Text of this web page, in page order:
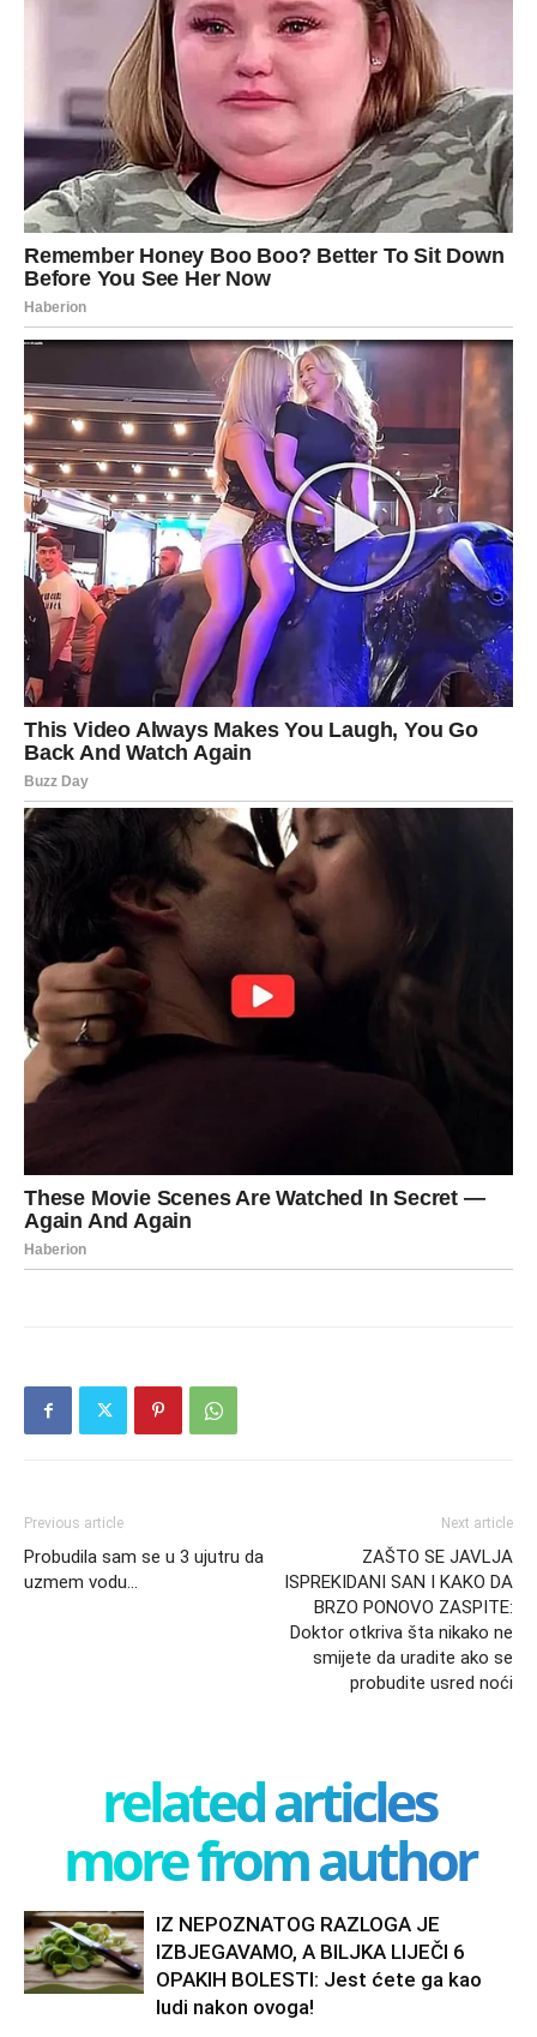
Previous article
Probudila sam se u 3 ujutru da
uzmem vodu…
Next article
ZAŠTO SE JAVLJA
ISPREKIDANI SAN I KAKO DA
BRZO PONOVO ZASPITE:
Doktor otkriva šta nikako ne
smijete da uradite ako se
probudite usred noći
related articles
more from author
IZ NEPOZNATOG RAZLOGA JE
IZBJEGAVAMO, A BILJKA LIJEČI 6
OPAKIH BOLESTI: Jest ćete ga kao
ludi nakon ovoga!